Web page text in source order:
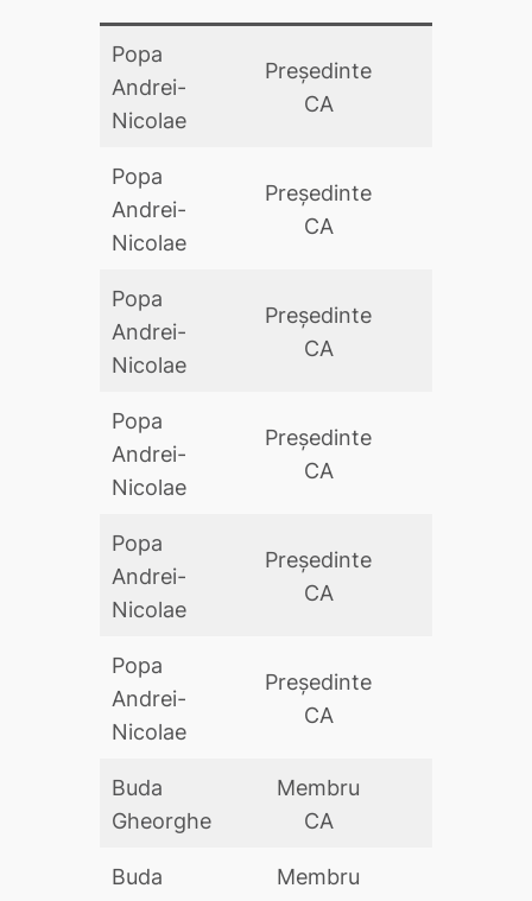
Popa
Andrei-
Nicolae
Preşedinte
CA
Popa
Andrei-
Nicolae
Preşedinte
CA
Popa
Andrei-
Nicolae
Preşedinte
CA
Popa
Andrei-
Nicolae
Preşedinte
CA
Popa
Andrei-
Nicolae
Preşedinte
CA
Popa
Andrei-
Nicolae
Preşedinte
CA
Buda
Gheorghe
Membru
CA
Buda
Membru